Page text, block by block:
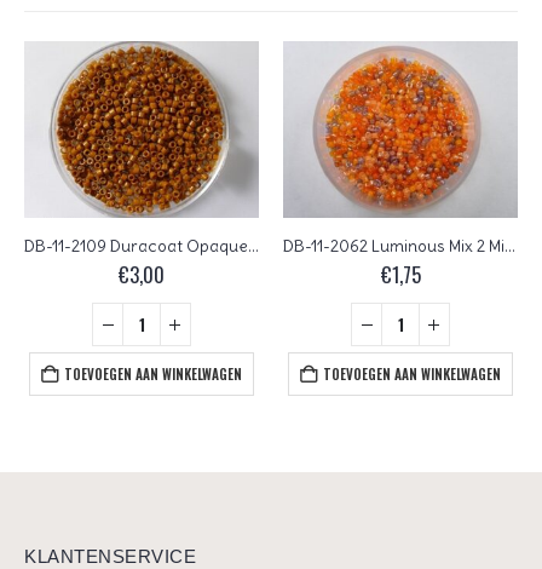
DB-11-2109 Duracoat Opaque Sienna Miyuki Delica’s 11/0
€3,00
TOEVOEGEN AAN WINKELWAGEN
DB-11-2062 Luminous Mix 2 Miyuki Delica’s 11/0
€1,75
TOEVOEGEN AAN WINKELWAGEN
KLANTENSERVICE